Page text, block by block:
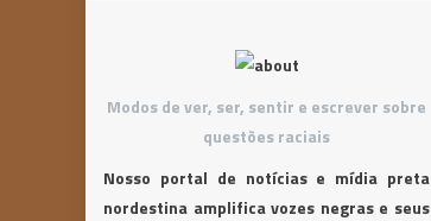
Modos de ver, ser, sentir e escrever sobre
questões raciais
Nosso portal de notícias e mídia preta
nordestina amplifica vozes negras e seus